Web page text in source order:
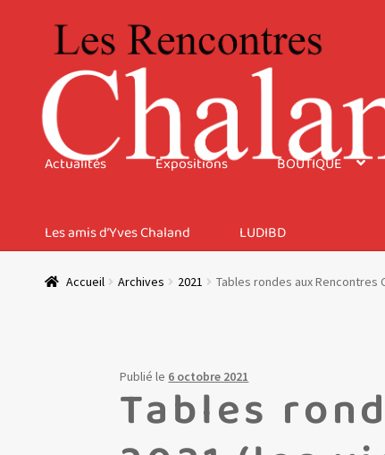
navigation
contenu
Actualités Expositions BOUTIQUE
Les amis d’Yves Chaland LUDIBD
Accueil Archives 2021 Tables rondes aux Rencontres
Publié le 6 octobre 2021
Tables